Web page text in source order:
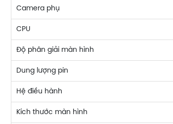
Camera phụ
CPU
Độ phân giải màn hình
Dung lượng pin
Hệ điều hành
Kích thước màn hình